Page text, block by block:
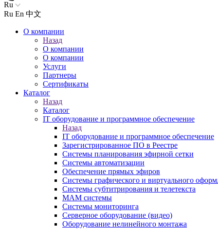
Ru
Ru En 中文
О компании
Назад
О компании
О компании
Услуги
Партнеры
Сертификаты
Каталог
Назад
Каталог
IT оборудование и программное обеспечение
Назад
IT оборудование и программное обеспечение
Зарегистрированное ПО в Реестре
Системы планирования эфирной сетки
Системы автоматизации
Обеспечение прямых эфиров
Системы графического и виртуального
Системы субтитрирования и телетекста
MAM системы
Системы мониторинга
Серверное оборудование (видео)
Оборудование нелинейного монтажа